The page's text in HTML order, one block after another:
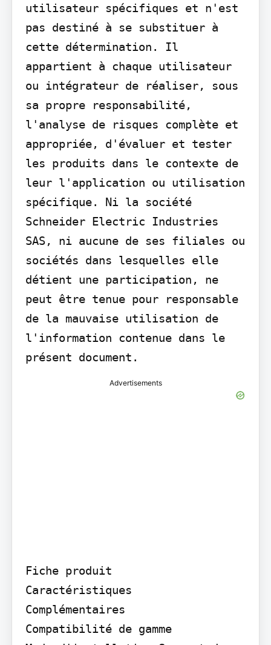
utilisateur spécifiques et n'est
pas destiné à se substituer à
cette détermination. Il
appartient à chaque utilisateur
ou intégrateur de réaliser, sous
sa propre responsabilité,
l'analyse de risques complète et
appropriée, d'évaluer et tester
les produits dans le contexte de
leur l'application ou utilisation
spécifique. Ni la société
Schneider Electric Industries
SAS, ni aucune de ses filiales ou
sociétés dans lesquelles elle
détient une participation, ne
peut être tenue pour responsable
de la mauvaise utilisation de
l'information contenue dans le
présent document.
Advertisements
Fiche produit
Caractéristiques
Complémentaires
Compatibilité de gamme